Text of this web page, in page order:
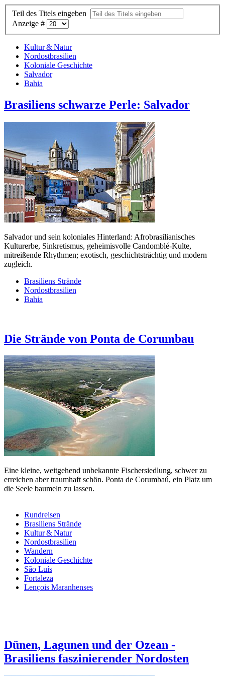
Teil des Titels eingeben
Anzeige #
Kultur & Natur
Nordostbrasilien
Koloniale Geschichte
Salvador
Bahia
Brasiliens schwarze Perle: Salvador
Salvador und sein koloniales Hinterland: Afrobrasilianisches
Kulturerbe, Sinkretismus, geheimisvolle Candomblé-Kulte,
mitreißende Rhythmen; exotisch, geschichtsträchtig und modern
zugleich.
Brasiliens Strände
Nordostbrasilien
Bahia
Die Strände von Ponta de Corumbau
Eine kleine, weitgehend unbekannte Fischer­sied­lung, schwer zu
erreichen aber traumhaft schön. Ponta de Corumbaú, ein Platz um
die Seele baumeln zu lassen.
Rundreisen
Brasiliens Strände
Kultur & Natur
Nordostbrasilien
Wandern
Koloniale Geschichte
São Luís
Fortaleza
Lençois Maranhenses
Dünen, Lagunen und der Ozean -
Brasiliens faszinierender Nordosten